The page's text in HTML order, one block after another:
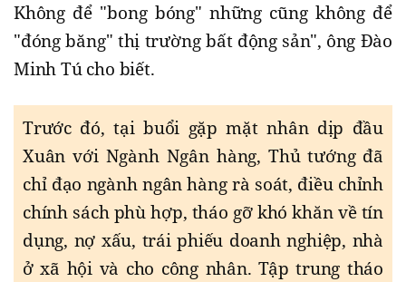
Không để "bong bóng" những cũng không để
"đóng băng" thị trường bất động sản", ông Đào
Minh Tú cho biết.
Trước đó, tại buổi gặp mặt nhân dịp đầu
Xuân với Ngành Ngân hàng, Thủ tướng đã
chỉ đạo ngành ngân hàng rà soát, điều chỉnh
chính sách phù hợp, tháo gỡ khó khăn về tín
dụng, nợ xấu, trái phiếu doanh nghiệp, nhà
ở xã hội và cho công nhân. Tập trung tháo